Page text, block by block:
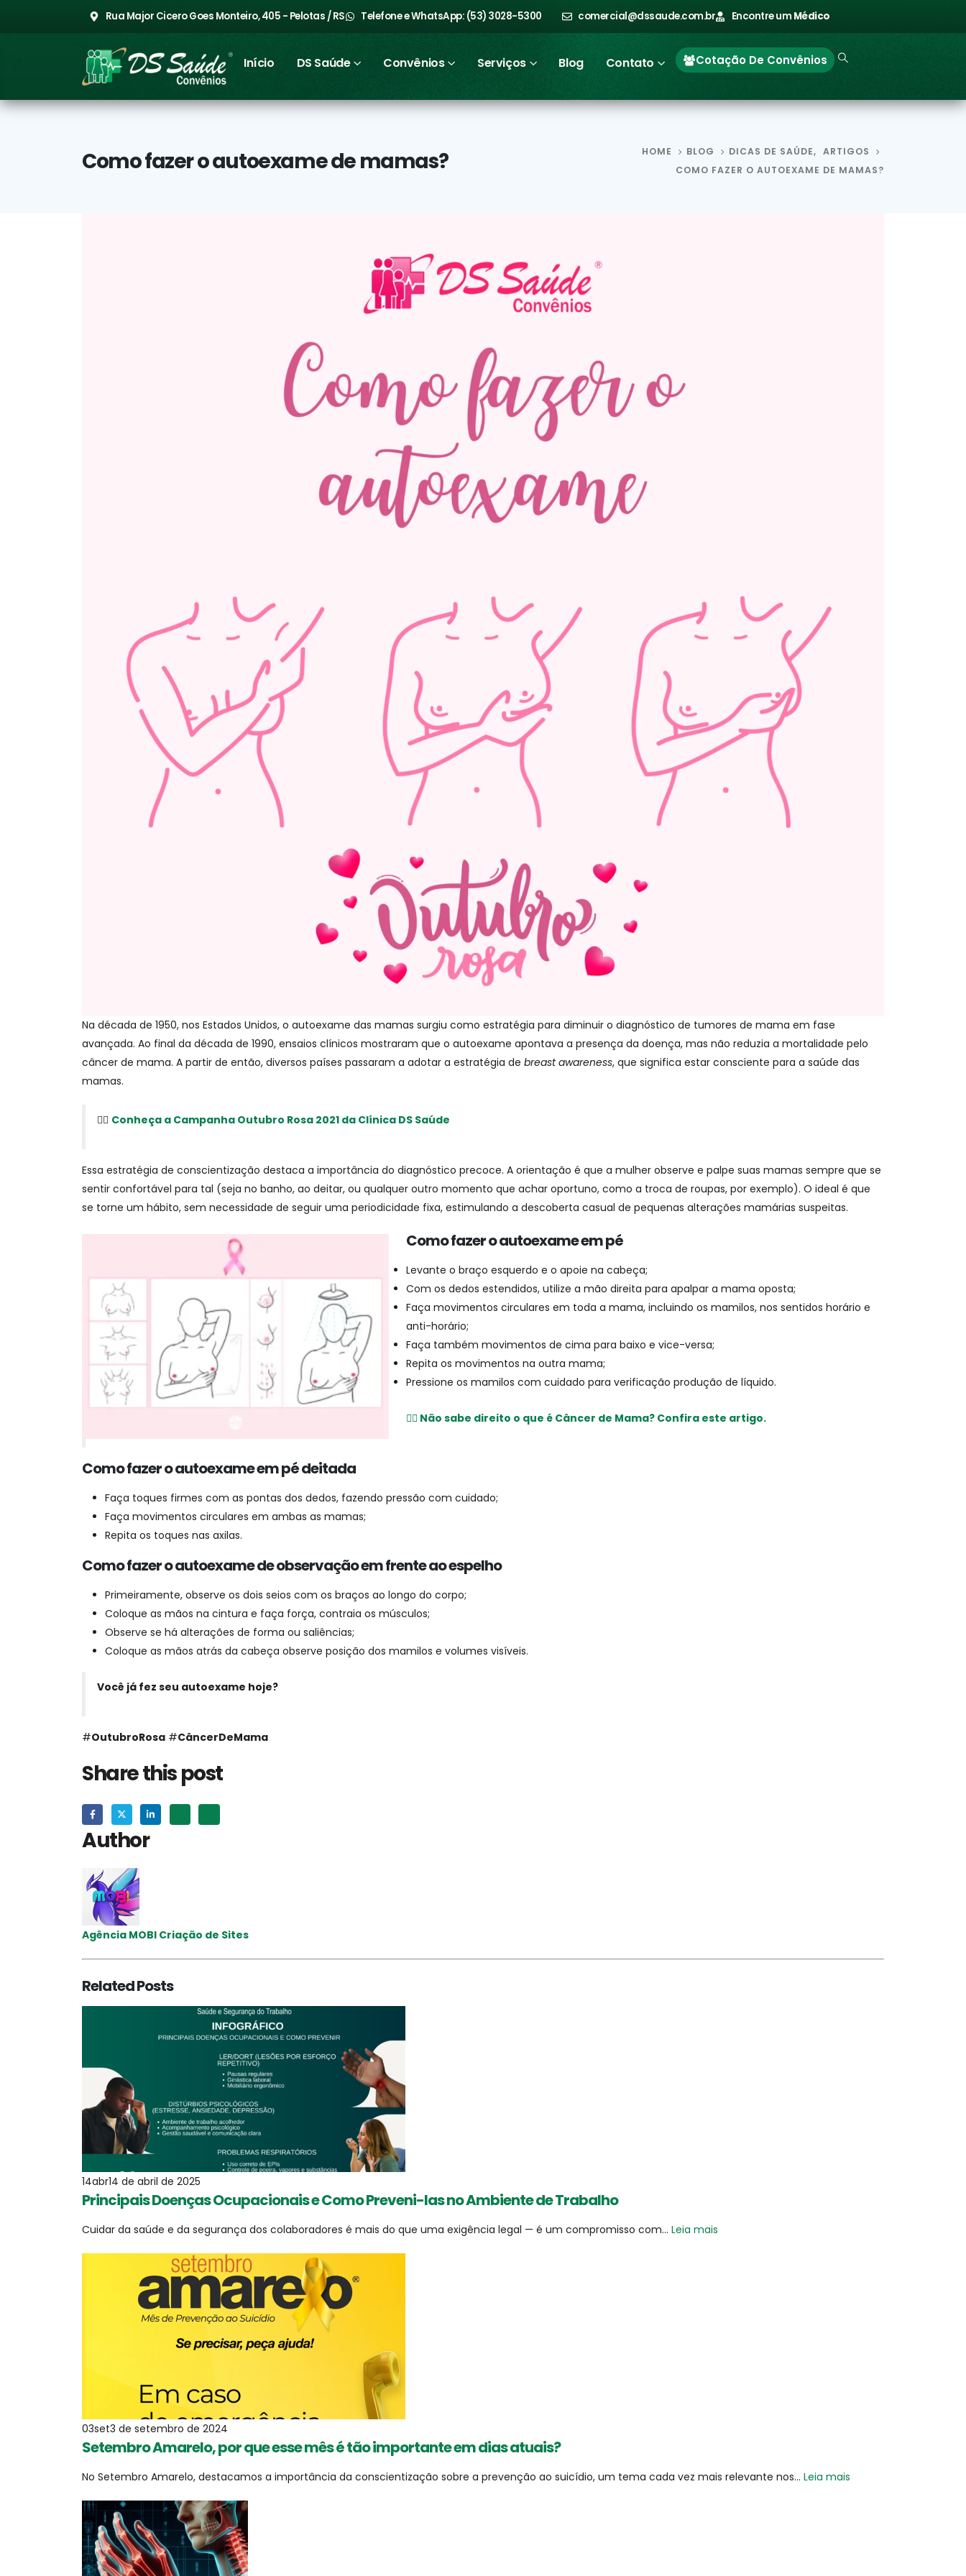
Rua Major Cicero Goes Monteiro, 405 - Pelotas / RS Telefone e WhatsApp: (53) 3028-5300 comercial@dssaude.com.br Encontre um Médico
Início DS Saúde Convênios Serviços Blog Contato Cotação De Convênios
Como fazer o autoexame de mamas? HOME BLOG DICAS DE SAÚDE, ARTIGOS
COMO FAZER O AUTOEXAME DE MAMAS?
Na década de 1950, nos Estados Unidos, o autoexame das mamas surgiu como estratégia para diminuir o diagnóstico de tumores de mama em fase
avançada. Ao final da década de 1990, ensaios clínicos mostraram que o autoexame apontava a presença da doença, mas não reduzia a mortalidade pelo
câncer de mama. A partir de então, diversos países passaram a adotar a estratégia de breast awareness, que significa estar consciente para a saúde das
mamas.
👉🏻 Conheça a Campanha Outubro Rosa 2021 da Clínica DS Saúde
Essa estratégia de conscientização destaca a importância do diagnóstico precoce. A orientação é que a mulher observe e palpe suas mamas sempre que se
sentir confortável para tal (seja no banho, ao deitar, ou qualquer outro momento que achar oportuno, como a troca de roupas, por exemplo). O ideal é que
se torne um hábito, sem necessidade de seguir uma periodicidade fixa, estimulando a descoberta casual de pequenas alterações mamárias suspeitas.
Como fazer o autoexame em pé
Levante o braço esquerdo e o apoie na cabeça;
Com os dedos estendidos, utilize a mão direita para apalpar a mama oposta;
Faça movimentos circulares em toda a mama, incluindo os mamilos, nos sentidos horário e
anti-horário;
Faça também movimentos de cima para baixo e vice-versa;
Repita os movimentos na outra mama;
Pressione os mamilos com cuidado para verificação produção de líquido.
👉🏻 Não sabe direito o que é Câncer de Mama? Confira este artigo.
Como fazer o autoexame em pé deitada
Faça toques firmes com as pontas dos dedos, fazendo pressão com cuidado;
Faça movimentos circulares em ambas as mamas;
Repita os toques nas axilas.
Como fazer o autoexame de observação em frente ao espelho
Primeiramente, observe os dois seios com os braços ao longo do corpo;
Coloque as mãos na cintura e faça força, contraia os músculos;
Observe se há alterações de forma ou saliências;
Coloque as mãos atrás da cabeça observe posição dos mamilos e volumes visíveis.
Você já fez seu autoexame hoje?
#OutubroRosa #CâncerDeMama
Share this post
Author
Agência MOBI Criação de Sites
RelatedPosts
14abr14 de abril de 2025
Principais Doenças Ocupacionais e Como Preveni-las no Ambiente de Trabalho
Cuidar da saúde e da segurança dos colaboradores é mais do que uma exigência legal — é um compromisso com... Leia mais
03set3 de setembro de 2024
Setembro Amarelo, por que esse mês é tão importante em dias atuais?
No Setembro Amarelo, destacamos a importância da conscientização sobre a prevenção ao suicídio, um tema cada vez mais relevante nos... Leia mais